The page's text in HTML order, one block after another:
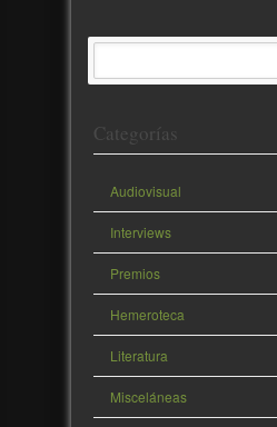
Categorías
Audiovisual
Interviews
Premios
Hemeroteca
Literatura
Misceláneas